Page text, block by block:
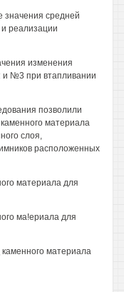
значения средней
реализации
изменения
№3 при втапливании
позволили
материала
слоя,
расположенных
материала для
ма!ериала для
материала